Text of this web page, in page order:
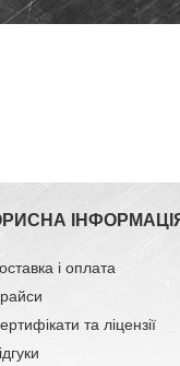
і оплата
та ліцензії